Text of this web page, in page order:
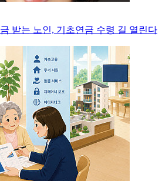
받는 노인, 기초연금 수령 길 열린다